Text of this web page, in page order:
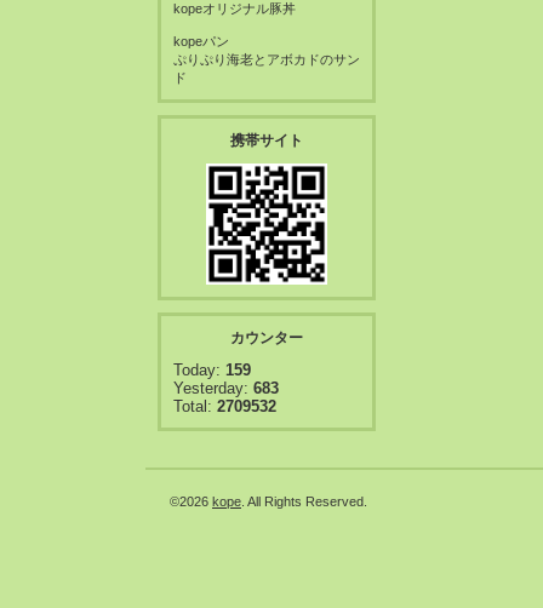
kopeオリジナル豚丼
kopeパン
ぷりぷり海老とアボカドのサン
ド
携帯サイト
カウンター
Today: 159
Yesterday: 683
Total: 2709532
©2026 kope . All Rights Reserved.